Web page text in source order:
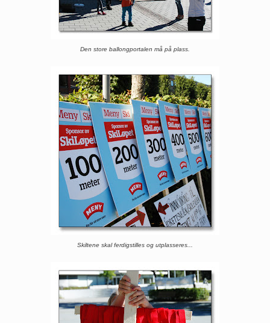
Den store ballongportalen må på plass.
Skiltene skal ferdigstilles og utplasseres...